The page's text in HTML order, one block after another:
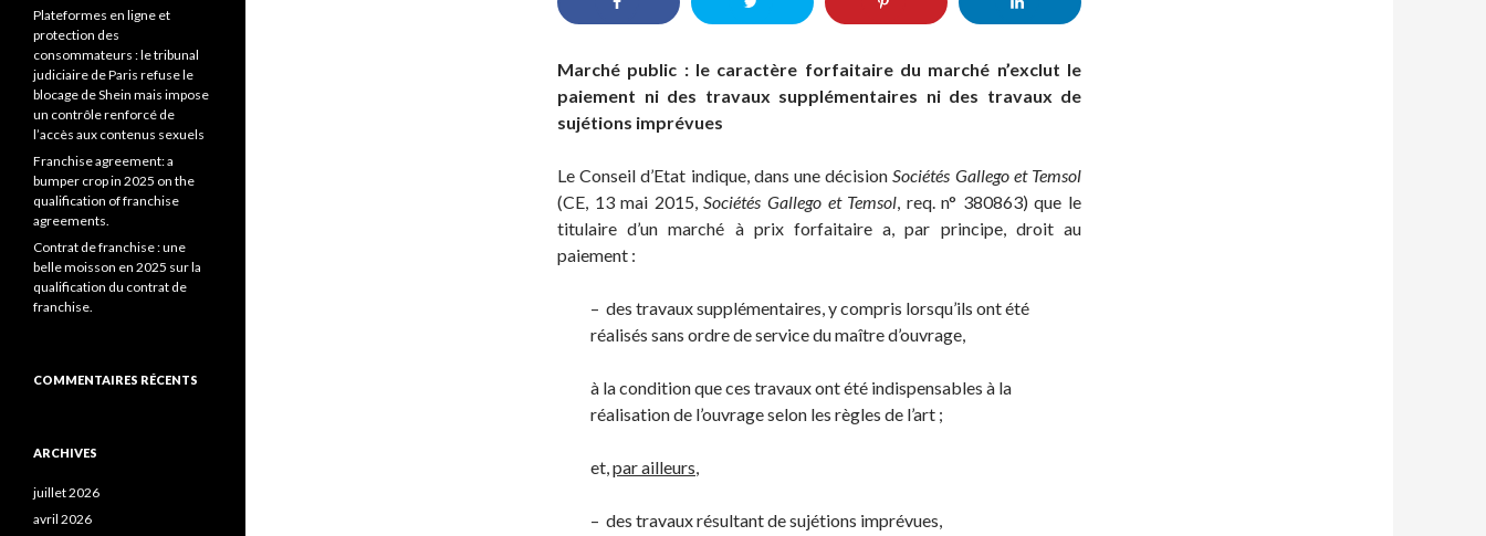
Marché public : le caractère forfaitaire du marché n’exclut le
paiement ni des travaux supplémentaires ni des travaux de
sujétions imprévues
Le Conseil d’Etat indique, dans une décisionSociétés Gallego et Temsol
(CE, 13 mai 2015,Sociétés Gallego et Temsol, req. n° 380863) que le
titulaire d’un marché à prix forfaitaire a, par principe, droit au
paiement :
– des travaux supplémentaires, y compris lorsqu’ils ont été
réalisés sans ordre de service du maître d’ouvrage,
à la condition que ces travaux ont été indispensables à la
réalisation de l’ouvrage selon les règles de l’art ;
et,par ailleurs,
– des travaux résultant de sujétions imprévues,
Plateformes en ligne et
protection des
consommateurs : le tribunal
judiciaire de Paris refuse le
blocage de Shein mais impose
un contrôle renforcé de
l’accès aux contenus sexuels
Franchise agreement: a
bumper crop in 2025 on the
qualification of franchise
agreements.
Contrat de franchise : une
belle moisson en 2025 sur la
qualification du contrat de
franchise.
COMMENTAIRES RÉCENTS
ARCHIVES
juillet 2026
avril 2026